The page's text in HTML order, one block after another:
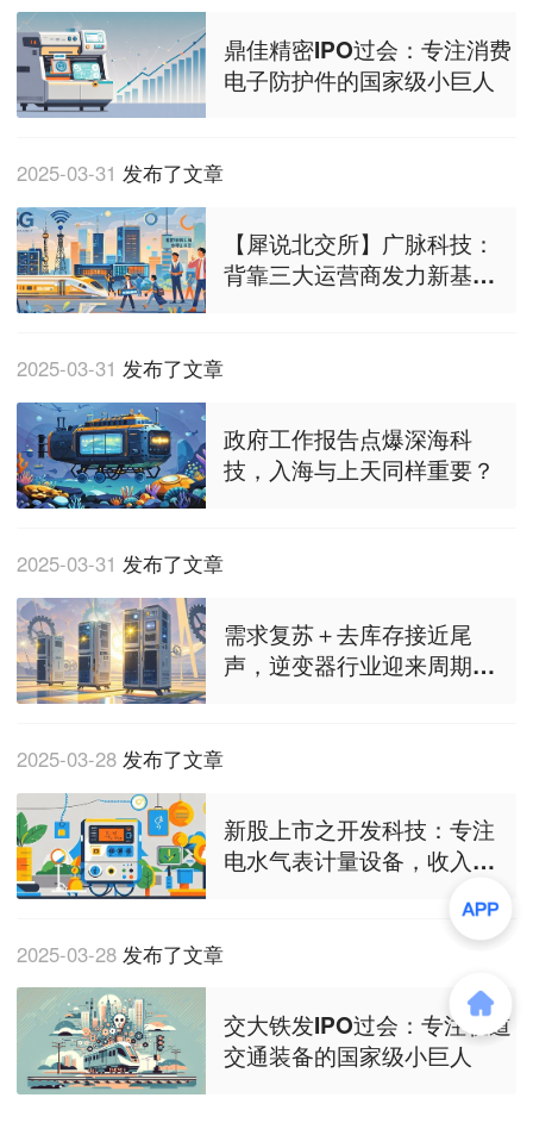
鼎佳精密IPO过会：专注消费
电子防护件的国家级小巨人
2025-03-31 发布了文章
【犀说北交所】广脉科技：
背靠三大运营商发力新基
2025-03-31 发布了文章
政府工作报告点爆深海科
技，入海与上天同样重要？
2025-03-31 发布了文章
需求复苏＋去库存接近尾
声，逆变器行业迎来周期拐
2025-03-28 发布了文章
新股上市之开发科技：专注
电水气表计量设备，收入九
2025-03-28 发布了文章
交大铁发IPO过会：专注轨道
交通装备的国家级小巨人